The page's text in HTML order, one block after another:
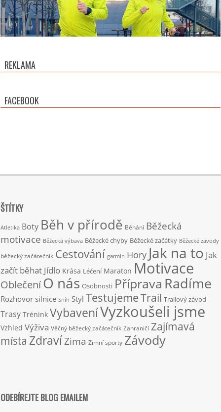
REKLAMA
FACEBOOK
ŠTÍTKY
Atletika Boty Běh v přírodě Běhání Běžecká
motivace Běžecká výbava Běžecké chyby Běžecké začátky Běžecké závody
běžecký začátečník Cestování garmin Hory Jak na to Jak
začít běhat Jídlo Krása Léčení Maraton Motivace
OblečeníO nás Osobnosti Příprava Radíme
Rozhovor silnice Sníh Styl TestujemeTrail Trailový závod
Trasy Trénink VybaveníVyzkoušeli jsme
Vzhled Výživa Věčný běžecký začátečník Zahraničí Zajímavá
místa ZdravíZima Zimní sporty Závody
ODEBÍREJTE BLOG EMAILEM